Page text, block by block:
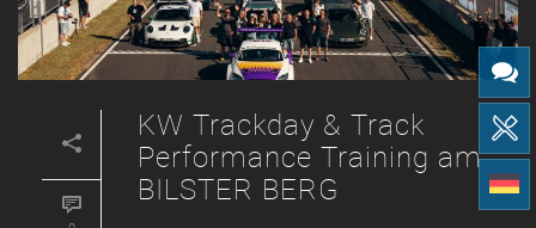
KW Trackday & Track
Performance Training am
BILSTER BERG